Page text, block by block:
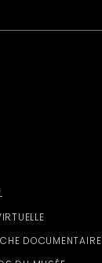
DOCUMENTAIRE